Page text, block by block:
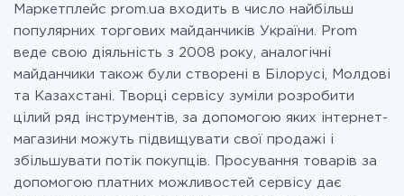
Маркетплейс prom.ua входить в число найбільш
популярних торгових майданчиків України. Prom
веде свою діяльність з 2008 року, аналогічні
майданчики також були створені в Білорусі, Молдові
та Казахстані. Творці сервісу зуміли розробити
цілий ряд інструментів, за допомогою яких інтернет-
магазини можуть підвищувати свої продажі і
збільшувати потік покупців. Просування товарів за
допомогою платних можливостей сервісу дає